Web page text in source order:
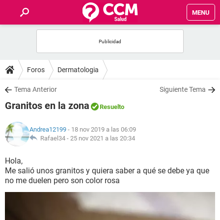
MENU
FOROS
SALUD
NUTRICIÓN
BIENESTAR
Foros Dermatologia
Tema Anterior Siguiente Tema
Granitos en la zona Resuelto
Andrea12199 - 18 nov 2019 a las 06:09
Rafael34 - 25 nov 2021 a las 20:34
Hola,
Me salió unos granitos y quiera saber a qué se debe ya que
no me duelen pero son color rosa